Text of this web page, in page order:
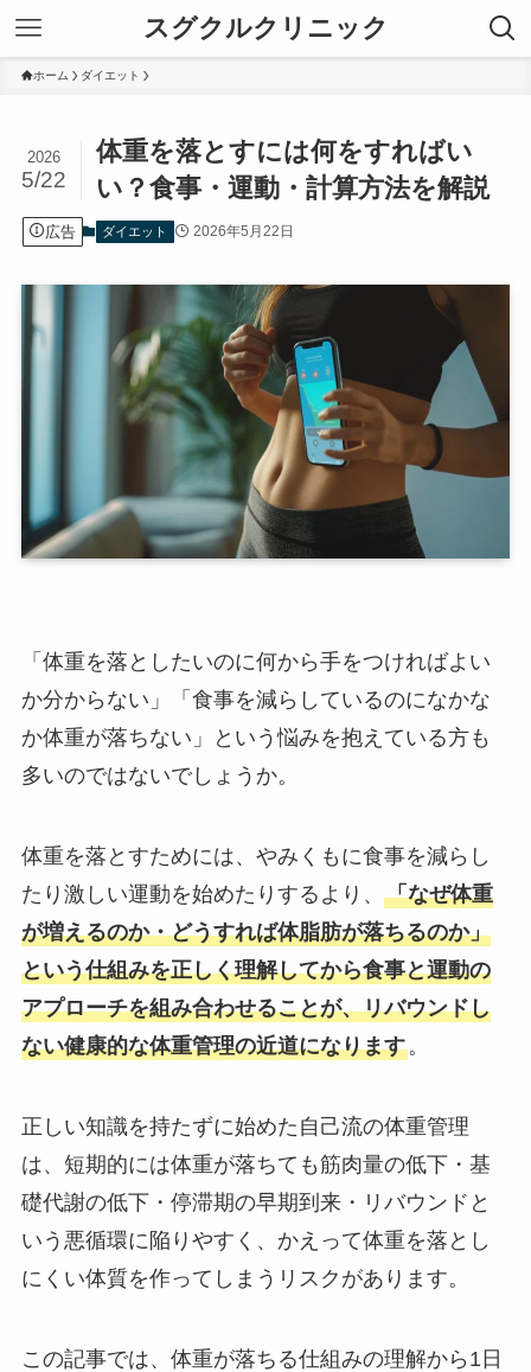
スグクルクリニック
ホーム ダイエット
体重を落とすには何をすればい
い？食事・運動・計算方法を解説
2026
5/22
広告 ダイエット 2026年5月22日
「体重を落としたいのに何から手をつければよい
か分からない」「食事を減らしているのになかな
か体重が落ちない」という悩みを抱えている方も
多いのではないでしょうか。
体重を落とすためには、やみくもに食事を減らし
たり激しい運動を始めたりするより、 「なぜ体重
が増えるのか・どうすれば体脂肪が落ちるのか」
という仕組みを正しく理解してから食事と運動の
アプローチを組み合わせることが、リバウンドし
ない健康的な体重管理の近道になります。
正しい知識を持たずに始めた自己流の体重管理
は、短期的には体重が落ちても筋肉量の低下・基
礎代謝の低下・停滞期の早期到来・リバウンドと
いう悪循環に陥りやすく、かえって体重を落とし
にくい体質を作ってしまうリスクがあります。
この記事では、体重が落ちる仕組みの理解から1日